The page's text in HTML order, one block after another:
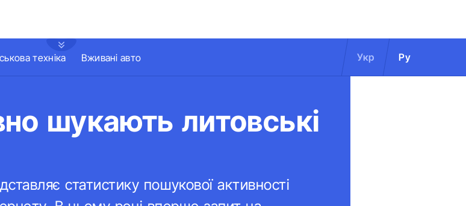
техніка Вживані авто Укр Ру
шукають литовські
статистику пошукової активності